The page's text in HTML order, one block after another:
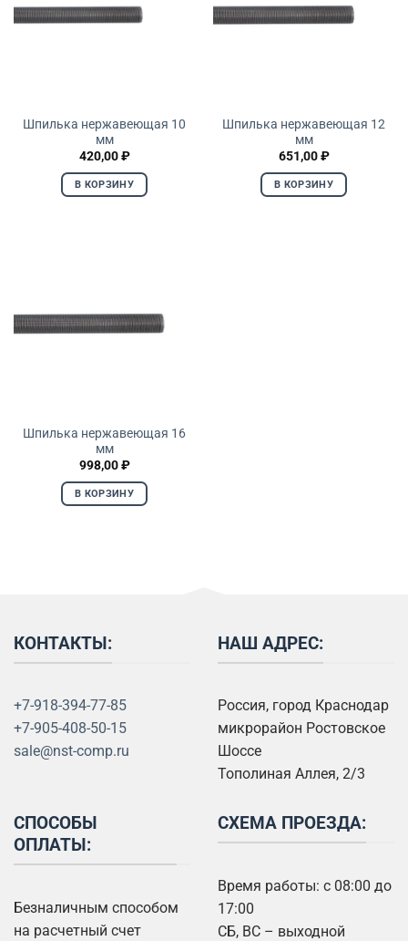
Шпилька нержавеющая 10
мм
420,00₽
В КОРЗИНУ
Шпилька нержавеющая 12
мм
651,00₽
В КОРЗИНУ
Шпилька нержавеющая 16
мм
998,00₽
В КОРЗИНУ
КОНТАКТЫ:
+7-918-394-77-85
+7-905-408-50-15
sale@nst-comp.ru
НАШ АДРЕС:
Россия, город Краснодар
микрорайон Ростовское
Шоссе
Тополиная Аллея, 2/3
СПОСОБЫ
ОПЛАТЫ:
Безналичным способом
на расчетный счет
СХЕМА ПРОЕЗДА:
Время работы: с 08:00 до
17:00
СБ, ВС – выходной